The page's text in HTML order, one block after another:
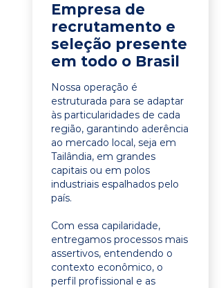
Empresa de
recrutamento e
seleção presente
em todo o Brasil
Nossa operação é
estruturada para se adaptar
às particularidades de cada
região, garantindo aderência
ao mercado local, seja em
Tailândia, em grandes
capitais ou em polos
industriais espalhados pelo
país.
Com essa capilaridade,
entregamos processos mais
assertivos, entendendo o
contexto econômico, o
perfil profissional e as